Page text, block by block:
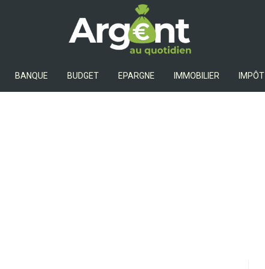
Argent Au Quotidien
BANQUE BUDGET EPARGNE IMMOBILIER IMPÔT